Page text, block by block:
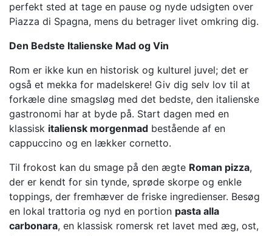
perfekt sted at tage en pause og nyde udsigten over
Piazza di Spagna, mens du betrager livet omkring dig.
Den Bedste Italienske Mad og Vin
Rom er ikke kun en historisk og kulturel juvel; det er
også et mekka for madelskere! Giv dig selv lov til at
forkæle dine smagsløg med det bedste, den italienske
gastronomi har at byde på. Start dagen med en
klassisk italiensk morgenmad bestående af en
cappuccino og en lækker cornetto.
Til frokost kan du smage på den ægte Roman pizza,
der er kendt for sin tynde, sprøde skorpe og enkle
toppings, der fremhæver de friske ingredienser. Besøg
en lokal trattoria og nyd en portion pasta alla
carbonara, en klassisk romersk ret lavet med æg, ost,